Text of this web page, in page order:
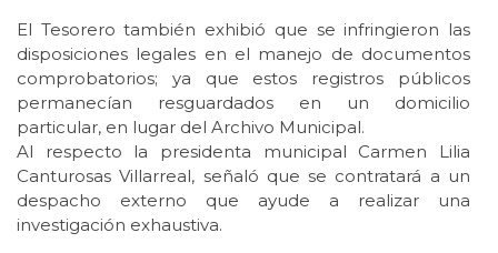
El Tesorero también exhibió que se infringieron las
disposiciones legales en el manejo de documentos
comprobatorios; ya que estos registros públicos
permanecían resguardados en un domicilio
particular, en lugar del Archivo Municipal.
Al respecto la presidenta municipal Carmen Lilia
Canturosas Villarreal, señaló que se contratará a un
despacho externo que ayude a realizar una
investigación exhaustiva.